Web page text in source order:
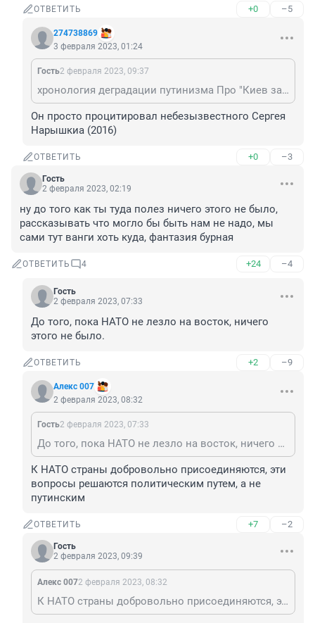
ОТВЕТИТЬ +0 –5
274738869
3 февраля 2023, 01:24
Гость2 февраля 2023, 09:37
хронология деградации путинизма Про "Киев за три дня!" - это к американскому генаралу Милли вопрос. Он такое обещал
Он просто процитировал небезызвестного Сергея
Нарышкиа (2016)
ОТВЕТИТЬ +0 –3
Гость
2 февраля 2023, 02:19
ну до того как ты туда полез ничего этого не было,
рассказывать что могло бы быть нам не надо, мы
сами тут ванги хоть куда, фантазия бурная
ОТВЕТИТЬ 4 +24 –4
Гость
2 февраля 2023, 07:33
До того, пока НАТО не лезло на восток, ничего
этого не было.
ОТВЕТИТЬ +2 –9
Алекс 007
2 февраля 2023, 08:32
Гость2 февраля 2023, 07:33
До того, пока НАТО не лезло на восток, ничего этого не было.
К НАТО страны добровольно присоединяются, эти
вопросы решаются политическим путем, а не
путинским
ОТВЕТИТЬ +7 –2
Гость
2 февраля 2023, 09:39
Алекс 0072 февраля 2023, 08:32
К НАТО страны добровольно присоединяются, эти вопросы решаются политическим путем, а не путинским